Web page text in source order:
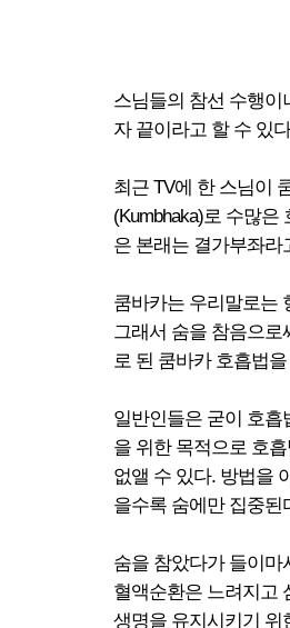
스님들의 참선 수행이
자 끝이라고 할 수 있
최근 TV에 한 스님이
(Kumbhaka)로 수많
은 본래는 결가부좌라
쿰바카는 우리말로는
그래서 숨을 참음으로
로 된 쿰바카 호흡법
일반인들은 굳이 호흡
을 위한 목적으로 호
없앨 수 있다. 방법을
을수록 숨에만 집중된
숨을 참았다가 들이마
혈액순환은 느려지고
생명을 유지시키기 위